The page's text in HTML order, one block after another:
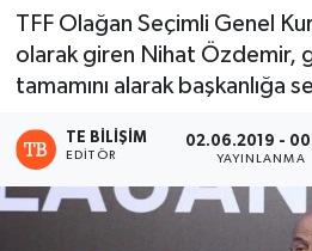
TFF Olağan Seçimli Genel
olarak giren Nihat Özdemir,
tamamını alarak başkanlığa
TE BILIŞIM
EDITÖR
02.06.2019 -
YAYINLANMA
Haber Arşivi